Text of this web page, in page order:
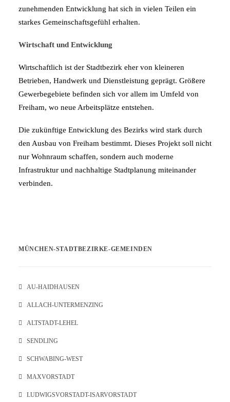
zunehmenden Entwicklung hat sich in vielen Teilen ein
starkes Gemeinschaftsgefühl erhalten.
Wirtschaft und Entwicklung
Wirtschaftlich ist der Stadtbezirk eher von kleineren
Betrieben, Handwerk und Dienstleistung geprägt. Größere
Gewerbegebiete befinden sich vor allem im Umfeld von
Freiham, wo neue Arbeitsplätze entstehen.
Die zukünftige Entwicklung des Bezirks wird stark durch
den Ausbau von Freiham bestimmt. Dieses Projekt soll nicht
nur Wohnraum schaffen, sondern auch moderne
Infrastruktur und nachhaltige Stadtplanung miteinander
verbinden.
MÜNCHEN-STADTBEZIRKE-GEMEINDEN
AU-HAIDHAUSEN
ALLACH-UNTERMENZING
ALTSTADT-LEHEL
SENDLING
SCHWABING-WEST
MAXVORSTADT
LUDWIGSVORSTADT-ISARVORSTADT